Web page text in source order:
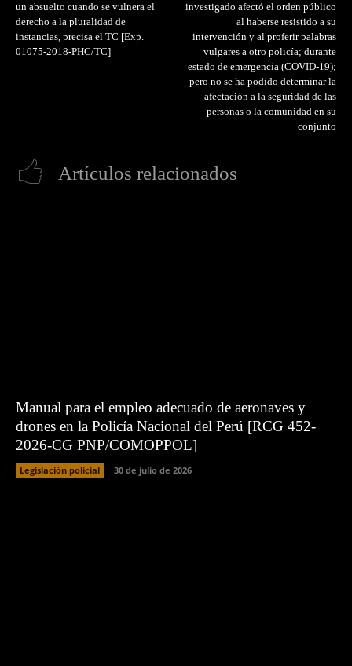
un absuelto cuando se vulnera el
derecho a la pluralidad de
instancias, precisa el TC [Exp.
01075-2018-PHC/TC]
investigado afectó el orden público
al haberse resistido a su
intervención y al proferir palabras
vulgares a otro policía; durante
estado de emergencia (COVID-19);
pero no se ha podido determinar la
afectación a la seguridad de las
personas o la comunidad en su
conjunto
Artículos relacionados
Manual para el empleo adecuado de aeronaves y
drones en la Policía Nacional del Perú [RCG 452-
2026-CG PNP/COMOPPOL]
Legislación policial 30 de julio de 2026